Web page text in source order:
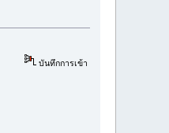
บันทึกการเข้า